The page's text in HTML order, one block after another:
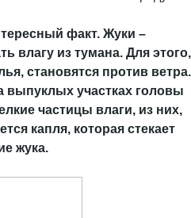
факт. Жуки –
влагу из тумана. Для этого,
становятся против ветра.
выпуклых участках головы
частицы влаги, из них,
капля, которая стекает
жука.